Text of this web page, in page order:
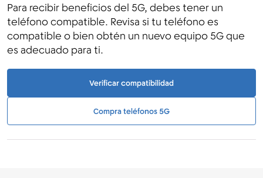
Para recibir beneficios del 5G, debes tener un
teléfono compatible. Revisa si tu teléfono es
compatible o bien obtén un nuevo equipo 5G que
es adecuado para ti.
Verificar compatibilidad
Compra teléfonos 5G